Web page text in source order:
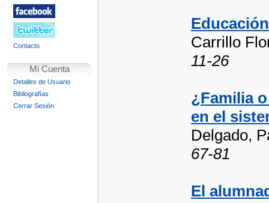
Contacto
Mi Cuenta
Detalles de Usuario
Bibliografías
Cerrar Sesión
Carrillo
11-26
¿Familia
en el
Delgado,
67-81
El